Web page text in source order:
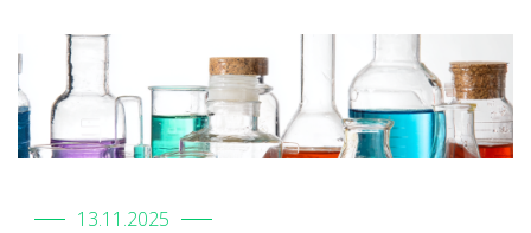
13.11.2025